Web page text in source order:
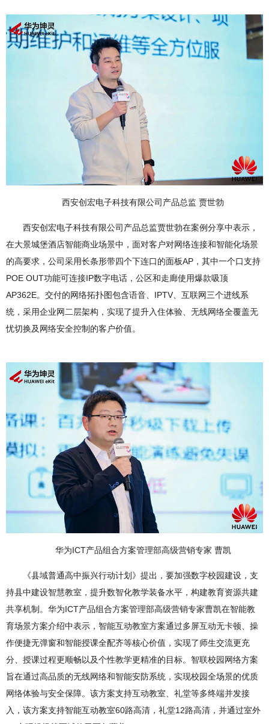
西安创宏电子科技有限公司产品总监 贾世勃
西安创宏电子科技有限公司产品总监贾世勃在案例分享中表示，
在大景城堡酒店智能商业场景中，面对客户对网络连接和智能化场景
的高要求，公司采用长条形带四个下连口的面板AP，其中一个口支持
POE OUT功能可连接IP数字电话，公区和走廊使用爆款吸顶
AP362E。交付的网络拓扑图包含语音、IPTV、互联网三个进线系
统，采用企业网二层架构，实现了提升入住体验、无线网络全覆盖无
忧切换及网络安全控制的客户价值。
华为ICT产品组合方案管理部高级营销专家 曹凯
《县域普通高中振兴行动计划》提出，要加强数字校园建设，支
持县中建设智慧教室，提升数智化教学装备水平，构建教育资源共建
共享机制。华为ICT产品组合方案管理部高级营销专家曹凯在智能教
育场景方案介绍中表示，智能互动教室方案通过多屏互动无卡顿、操
作便捷无弹窗和智能授课全配齐等核心价值，实现了师生交流更充
分、授课过程更顺畅以及个性教学更精准的目标。智联校园网络方案
旨在通过高品质的无线网络和智能安防系统，实现校园全场景的优质
网络体验与安全保障。该方案支持互动教室、礼堂等多终端并发接
入，该方案支持智能互动教室60路高清，礼堂12路高清，并通过室外